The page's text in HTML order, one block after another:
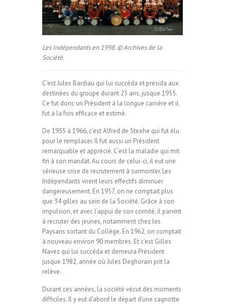
Les Indépendants en 1998. © Archives de la
Société.
C’est Jules Bardiau qui lui succéda et présida aux
destinées du groupe durant 25 ans, jusque 1955.
Ce fut donc un Président à la longue carrière et il
fut à la fois efficace et estimé.
De 1955 à 1966, c’est Alfred de Stexhe qui fut élu
pour le remplacer. Il fut aussi un Président
remarquable et apprécié. C’est la maladie qui mit
fin à son mandat. Au cours de celui-ci, il eut une
sérieuse crise de recrutement à surmonter. Les
Indépendants virent leurs effectifs diminuer
dangereusement. En 1957, on ne comptait plus
que 34 gilles au sein de la Société. Grâce à son
impulsion, et avec l’appui de son comité, il parvint
à recruter des jeunes, notamment chez les
Paysans sortant du Collège. En 1962, on comptait
à nouveau environ 90 membres. Et c’est Gilles
Navez qui lui succéda et demeura Président
jusque 1982, année où Jules Deghorain prit la
relève.
Durant ces années, la société vécut des moments
difficiles. Il y eut d’abord le départ d’une cagnotte